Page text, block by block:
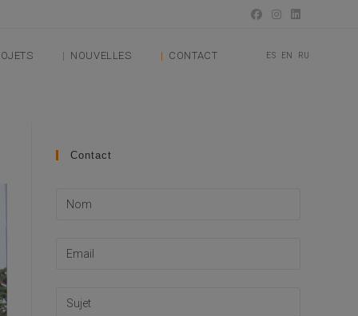
NOUVELLES CONTACT ES EN RU
Contact